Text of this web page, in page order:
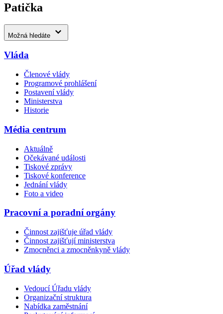
Patička
Možná hledáte
Vláda
Členové vlády
Programové prohlášení
Postavení vlády
Ministerstva
Historie
Média centrum
Aktuálně
Očekávané události
Tiskové zprávy
Tiskové konference
Jednání vlády
Foto a video
Pracovní a poradní orgány
Činnost zajišťuje úřad vlády
Činnost zajišťují ministerstva
Zmocněnci a zmocněnkyně vlády
Úřad vlády
Vedoucí Úřadu vlády
Organizační struktura
Nabídka zaměstnání